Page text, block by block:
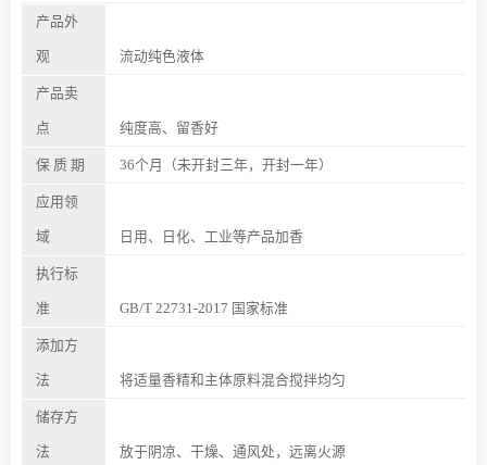
产品外
观 流动纯色液体
产品卖
点 纯度高、留香好
保 质 期 36个月（未开封三年，开封一年）
应用领
域 日用、日化、工业等产品加香
执行标
准 GB/T 22731-2017 国家标准
添加方
法 将适量香精和主体原料混合搅拌均匀
储存方
法 放于阴凉、干燥、通风处，远离火源